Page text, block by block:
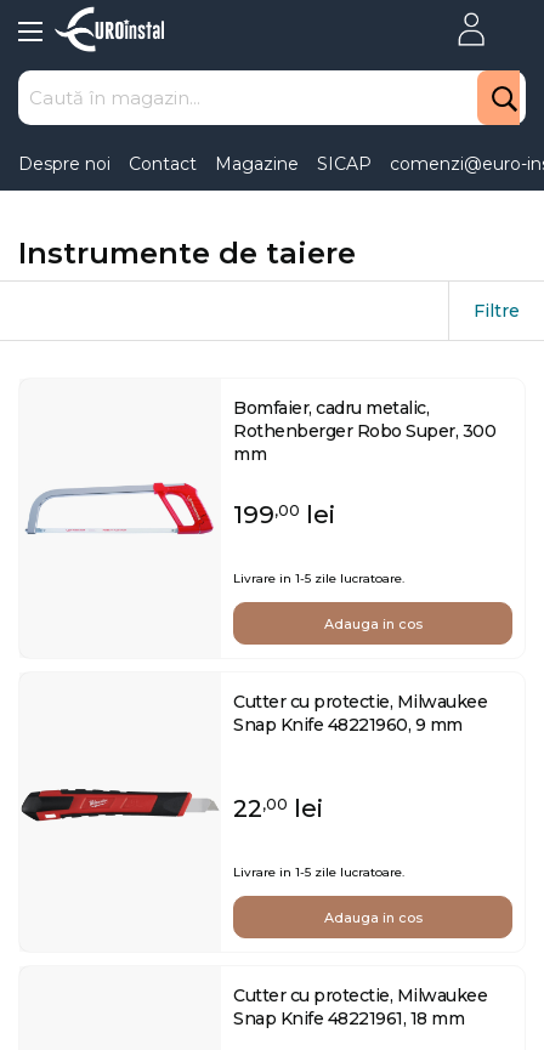
to
Content
Despre noi Contact Magazine SICAP comenzi@euro-
Instrumente de taiere
Filtre
Bomfaier, cadru metalic,
Rothenberger Robo Super, 300
mm
199,00 lei
Livrare in 1-5 zile lucratoare.
Adauga in cos
Cutter cu protectie, Milwaukee
Snap Knife 48221960, 9 mm
22,00 lei
Livrare in 1-5 zile lucratoare.
Adauga in cos
Cutter cu protectie, Milwaukee
Snap Knife 48221961, 18 mm